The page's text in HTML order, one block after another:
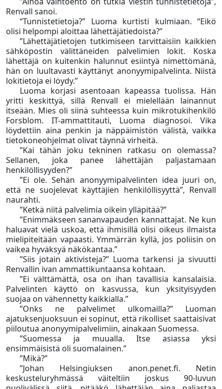
Renvall sanoi.
“Tunnistetietoja?” Luoma kurtisti kulmiaan. “Eikö
olisi helpompi aloittaa lähettäjätiedoista?”
”Lähettäjätietojen tutkimiseen tarvittaisiin kaikkien
sähköpostin välittäneiden palvelimien lokit. Koska
lähettäjä on kuitenkin halunnut esiintyä nimettömänä,
hän on luultavasti käyttänyt anonyymipalvelinta. Niistä
lokitietoja ei löydy.”
Luoma korjasi asentoaan kapeassa tuolissa. Hän
yritti keskittyä, sillä Renvall ei mielellään lainannut
itseään. Mies oli siinä suhteessa kuin mikrotukihenkilö
Forsblom. IT-ammattitauti, Luoma diagnosoi. Vika
löydettiin aina penkin ja näppäimistön välistä, vaikka
tietokoneohjelmat olivat täynnä virheitä.
”Kai tähän joku tekninen ratkasu on olemassa?
Sellanen, joka panee lähettäjän paljastamaan
henkilöllisyyden?”
”Ei ole. Sehän anonyymipalvelinten idea juuri on,
että ne suojelevat käyttäjien henkilöllisyyttä”, Renvall
naurahti.
”Ketkä niitä palvelimia oikein ylläpitää?”
”Enimmäkseen sananvapauden kannattajat. Ne kun
haluavat vielä uskoa, että ihmisillä olisi oikeus ilmaista
mielipiteitään vapaasti. Ymmärrän kyllä, jos poliisin on
vaikea hyväksyä näkökantaa.”
”Siis jotain aktivisteja?” Luoma tarkensi ja sivuutti
Renvallin ivan ammattikuntaansa kohtaan.
”Ei välttämättä, osa on ihan tavallisia kansalaisia.
Palvelinten käyttö on kasvussa, kun yksityisyyden
suojaa on vähennetty kaikkialla.”
”Onks ne palvelimet ulkomailla?” Luoman
ajatuksenjuoksuun ei sopinut, että rikolliset saattaisivat
piiloutua anonyymipalvelimiin, ainakaan Suomessa.
”Suomessa ja muualla. Itse asiassa yksi
ensimmäisistä oli suomalainen.”
”Mikä?”
”Johan Helsingiuksen anon.penet.fi. Netin
keskusteluryhmässä väiteltiin joskus 90-luvun